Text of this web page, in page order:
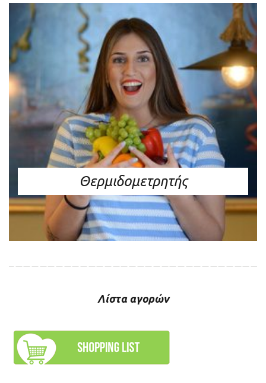
Θερμιδομετρητής
Λίστα αγορών